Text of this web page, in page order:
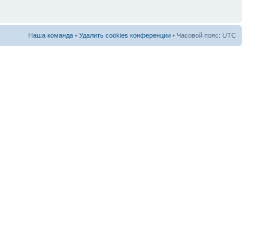
Наша команда • Удалить cookies конференции • Часовой пояс: UTC